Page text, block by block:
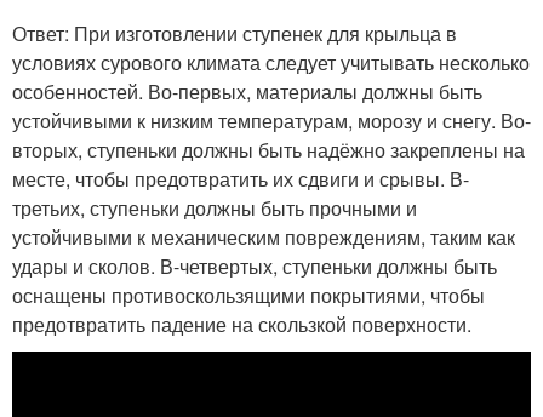
Ответ: При изготовлении ступенек для крыльца в
условиях сурового климата следует учитывать несколько
особенностей. Во-первых, материалы должны быть
устойчивыми к низким температурам, морозу и снегу. Во-
вторых, ступеньки должны быть надёжно закреплены на
месте, чтобы предотвратить их сдвиги и срывы. В-
третьих, ступеньки должны быть прочными и
устойчивыми к механическим повреждениям, таким как
удары и сколов. В-четвертых, ступеньки должны быть
оснащены противоскользящими покрытиями, чтобы
предотвратить падение на скользкой поверхности.